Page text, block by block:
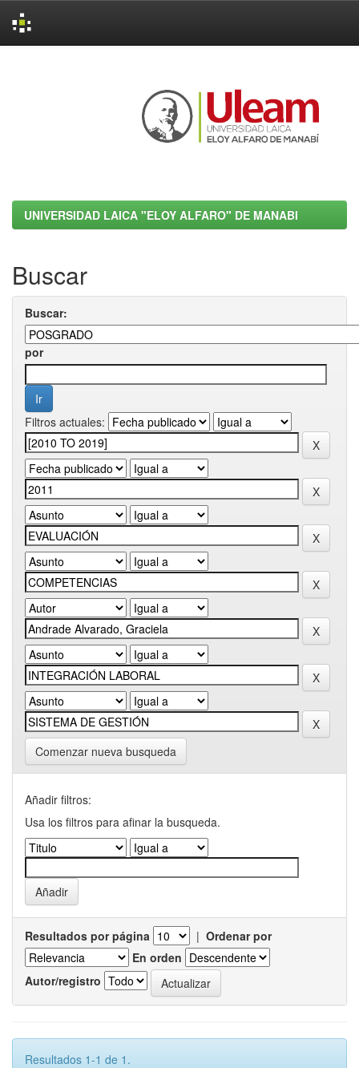
UNIVERSIDAD LAICA "ELOY ALFARO" DE MANABI
Buscar
Buscar:
por
Filtros actuales:
Comenzar nueva busqueda
Añadir filtros:
Usa los filtros para afinar la busqueda.
Resultados por página | Ordenar por
En orden
Autor/registro
Resultados 1-1 de 1.